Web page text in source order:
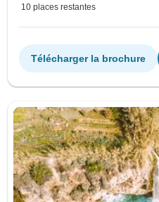
10 places restantes
Télécharger la brochure